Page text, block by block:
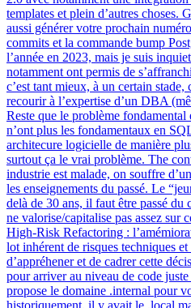
templates et plein d’autres
aussi générer votre prochain
commits et la commande bump
l’année en 2023, mais je suis
notamment ont permis de
c’est tant mieux, à un certain stade,
recourir à l’expertise d’un DBA
Reste que le problème
n’ont plus les fondamentaux en
architecure logicielle de manière
surtout ça le vrai problème. The
industrie est malade, on souffre
les enseignements du passé. Le
delà de 30 ans, il faut être passé du
ne valorise/capitalise pas assez sur
High-Risk Refactoring :
lot inhérent de risques techniques
d’appréhener et de cadrer cette
pour arriver au niveau de code
propose le domaine .internal pour